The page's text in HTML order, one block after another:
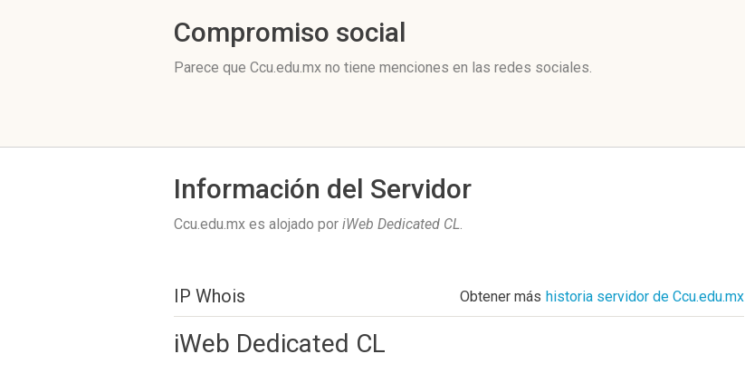
Compromiso social
Parece que Ccu.edu.mx no tiene menciones en las redes sociales.
Información del Servidor
Ccu.edu.mx es alojado por iWeb Dedicated CL.
IP Whois Obtener más historia servidor de Ccu.edu.mx
iWeb Dedicated CL